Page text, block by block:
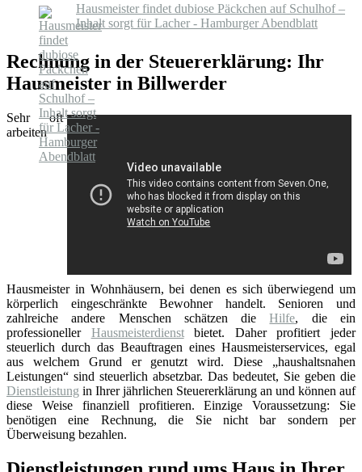
Hausmeister findet dubiose Päckchen auf Schulhof –
Inhalt sorgt für Lacher - Hamburger Abendblatt
Rechnung in der Steuererklärung: Ihr
Hausmeister in Billwerder
Sehr oft
arbeiten
Hausmeister in Wohnhäusern, bei denen es sich überwiegend um
körperlich eingeschränkte Bewohner handelt. Senioren und
zahlreiche andere Menschen schätzen dieHilfe, die ein
professioneller Hausmeisterdienstbietet. Daher profitiert jeder
steuerlich durch das Beauftragen eines Hausmeisterservices, egal
aus welchem Grund er genutzt wird. Diese „haushaltsnahen
Leistungen“ sind steuerlich absetzbar. Das bedeutet, Sie geben die
Dienstleistung in Ihrer jährlichen Steuererklärung an und können auf
diese Weise finanziell profitieren. Einzige Voraussetzung: Sie
benötigen eine Rechnung, die Sie nicht bar sondern per
Überweisung bezahlen.